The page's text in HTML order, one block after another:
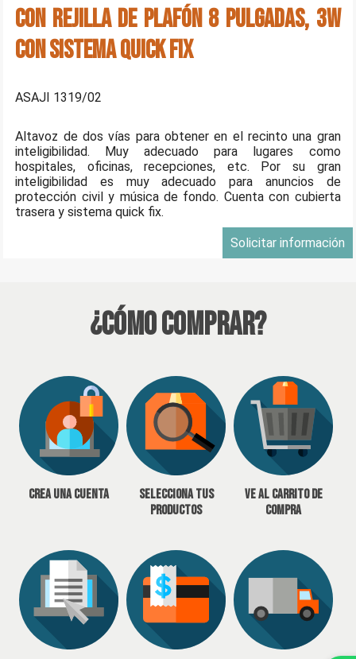
con rejilla de plafón 8 pulgadas, 3W
con sistema quick fix
ASAJI 1319/02
Altavoz de dos vías para obtener en el recinto una gran
inteligibilidad. Muy adecuado para lugares como
hospitales, oficinas, recepciones, etc. Por su gran
inteligibilidad es muy adecuado para anuncios de
protección civil y música de fondo. Cuenta con cubierta
trasera y sistema quick fix.
Solicitar información
¿Cómo Comprar?
Crea una cuenta
Selecciona tus
productos
Ve al carrito de
compra